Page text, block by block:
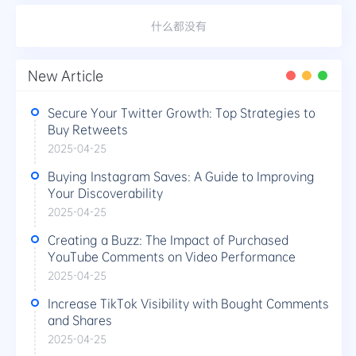
什么都没有
New Article
Secure Your Twitter Growth: Top Strategies to
Buy Retweets
2025-04-25
Buying Instagram Saves: A Guide to Improving
Your Discoverability
2025-04-25
Creating a Buzz: The Impact of Purchased
YouTube Comments on Video Performance
2025-04-25
Increase TikTok Visibility with Bought Comments
and Shares
2025-04-25